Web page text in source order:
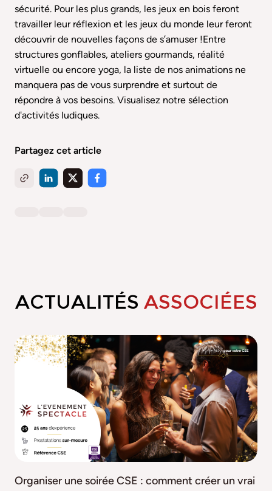
sécurité. Pour les plus grands, les jeux en bois feront
travailler leur réflexion et les jeux du monde leur feront
découvrir de nouvelles façons de s’amuser !Entre
structures gonflables, ateliers gourmands, réalité
virtuelle ou encore yoga, la liste de nos animations ne
manquera pas de vous surprendre et surtout de
répondre à vos besoins. Visualisez notre sélection
d'activités ludiques.
Partagez cet article
ACTUALITÉS ASSOCIÉES
Organiser une soirée CSE : comment créer un vrai